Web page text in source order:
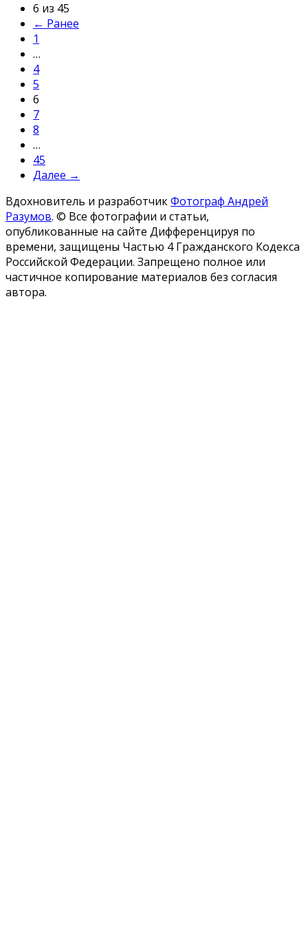
6 из 45
← Ранее
1
…
4
5
6
7
8
…
45
Далее →
Вдохновитель и разработчикФотограф Андрей
Разумов. © Все фотографии и статьи,
опубликованные на сайте Дифференцируя по
времени, защищены Частью 4 Гражданского Кодекса
Российской Федерации. Запрещено полное или
частичное копирование материалов без согласия
автора.